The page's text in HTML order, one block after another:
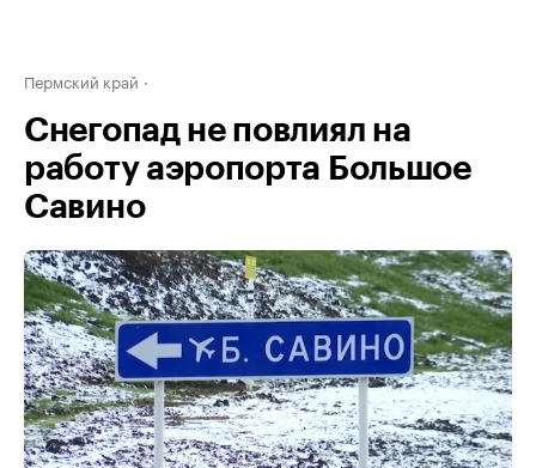
Пермский край
Снегопад не повлиял на
работу аэропорта Большое
Савино